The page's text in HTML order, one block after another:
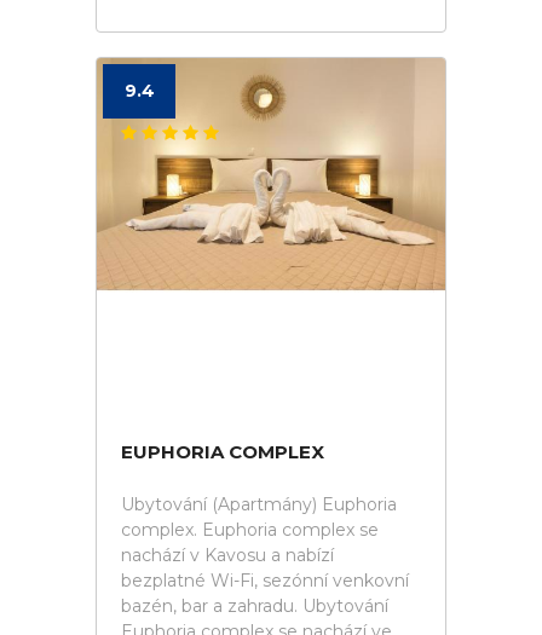
9.4
EUPHORIA COMPLEX
Ubytování (Apartmány) Euphoria
complex. Euphoria complex se
nachází v Kavosu a nabízí
bezplatné Wi-Fi, sezónní venkovní
bazén, bar a zahradu. Ubytování